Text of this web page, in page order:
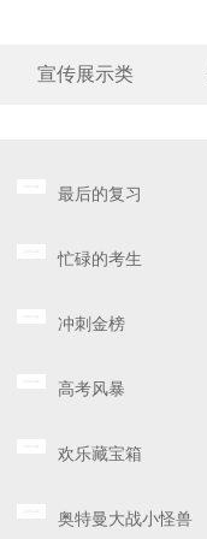
宣传展示类
最后的复习
忙碌的考生
冲刺金榜
高考风暴
欢乐藏宝箱
奥特曼大战小怪兽